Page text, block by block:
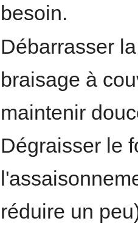
besoin.
Débarrasser
braisage à
maintenir
Dégraisser le
réduire un